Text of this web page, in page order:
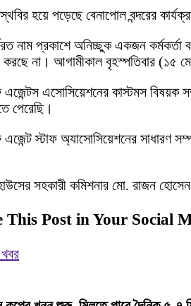
হয়ে পড়েছে বেনাপোল বন্দরের
নাম প্রকাশে অনিচ্ছুক একজন কর্মকর্তা
করছে না। আগামীকাল বৃহস্পতিবার (১৫
এজেন্টস এসোসিয়েশনের কাস্টমস
পেরেছি।
স্টাফ অ্যাসোসিয়েশনের সাধারণ
সহকারী কমিশনার মো. রাজন
This Post in Your Social